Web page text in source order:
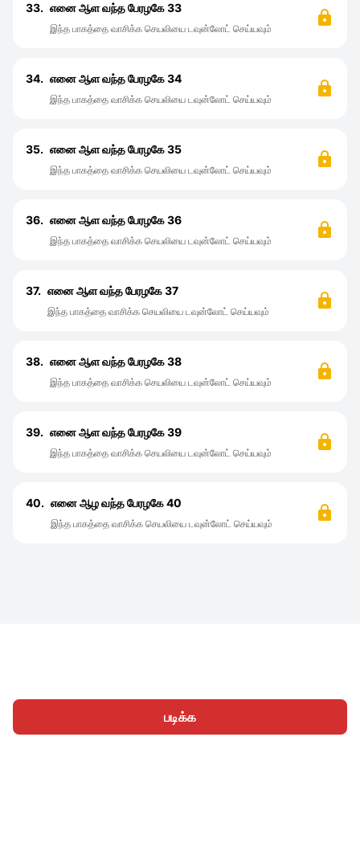
படிக்க
33. எனை ஆள வந்த பேரழகே 33
இந்த பாகத்தை வாசிக்க செயலியை டவுன்லோட் செய்யவும்
34. எனை ஆள வந்த பேரழகே 34
இந்த பாகத்தை வாசிக்க செயலியை டவுன்லோட் செய்யவும்
35. எனை ஆள வந்த பேரழகே 35
இந்த பாகத்தை வாசிக்க செயலியை டவுன்லோட் செய்யவும்
36. எனை ஆள வந்த பேரழகே 36
இந்த பாகத்தை வாசிக்க செயலியை டவுன்லோட் செய்யவும்
37. எனை ஆள வந்த பேரழகே 37
இந்த பாகத்தை வாசிக்க செயலியை டவுன்லோட் செய்யவும்
38. எனை ஆள வந்த பேரழகே 38
இந்த பாகத்தை வாசிக்க செயலியை டவுன்லோட் செய்யவும்
39. எனை ஆள வந்த பேரழகே 39
இந்த பாகத்தை வாசிக்க செயலியை டவுன்லோட் செய்யவும்
40. எனை ஆழ வந்த பேரழகே 40
இந்த பாகத்தை வாசிக்க செயலியை டவுன்லோட் செய்யவும்
முகப்பு வகைகள் எழுத கட்டுரைகள் உள்நுழைக